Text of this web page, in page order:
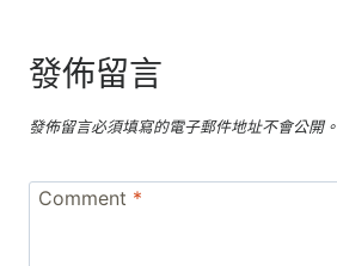
發佈留言
發佈留言必須填寫的電子郵件地址不會公開。
Comment *